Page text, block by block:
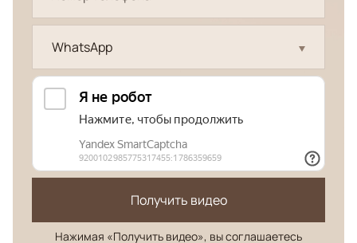
WhatsApp
Получить видео
Нажимая «Получить видео», вы соглашаетесь